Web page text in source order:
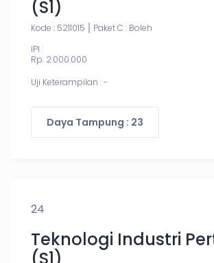
(S1)
Kode : 5211015
Paket C : Boleh
IPI :
Rp. 2.000.000
Uji Keterampilan : -
Daya Tampung : 23
24
Teknologi Industri